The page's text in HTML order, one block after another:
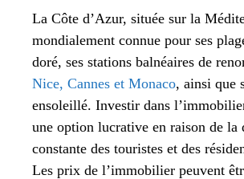
La Côte d’Azur, située sur la
mondialement connue pour ses
doré, ses stations balnéaires de
Nice, Cannes et Monaco, ainsi que
ensoleillé. Investir dans
une option lucrative en raison de la
constante des touristes et des
Les prix de l’immobilier peuvent